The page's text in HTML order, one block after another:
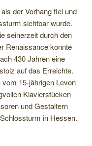
der Vorhang fiel und
sichtbar wurde.
seinerzeit durch den
Renaissance konnte
430 Jahren eine
auf das Erreichte.
15-jährigen Levon
Klavierstücken
und Gestaltern
in Hessen.